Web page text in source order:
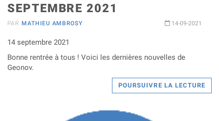
SEPTEMBRE 2021
PAR MATHIEU AMBROSY 14-09-2021
14 septembre 2021
Bonne rentrée à tous ! Voici les dernières nouvelles de
Geonov.
POURSUIVRE LA LECTURE